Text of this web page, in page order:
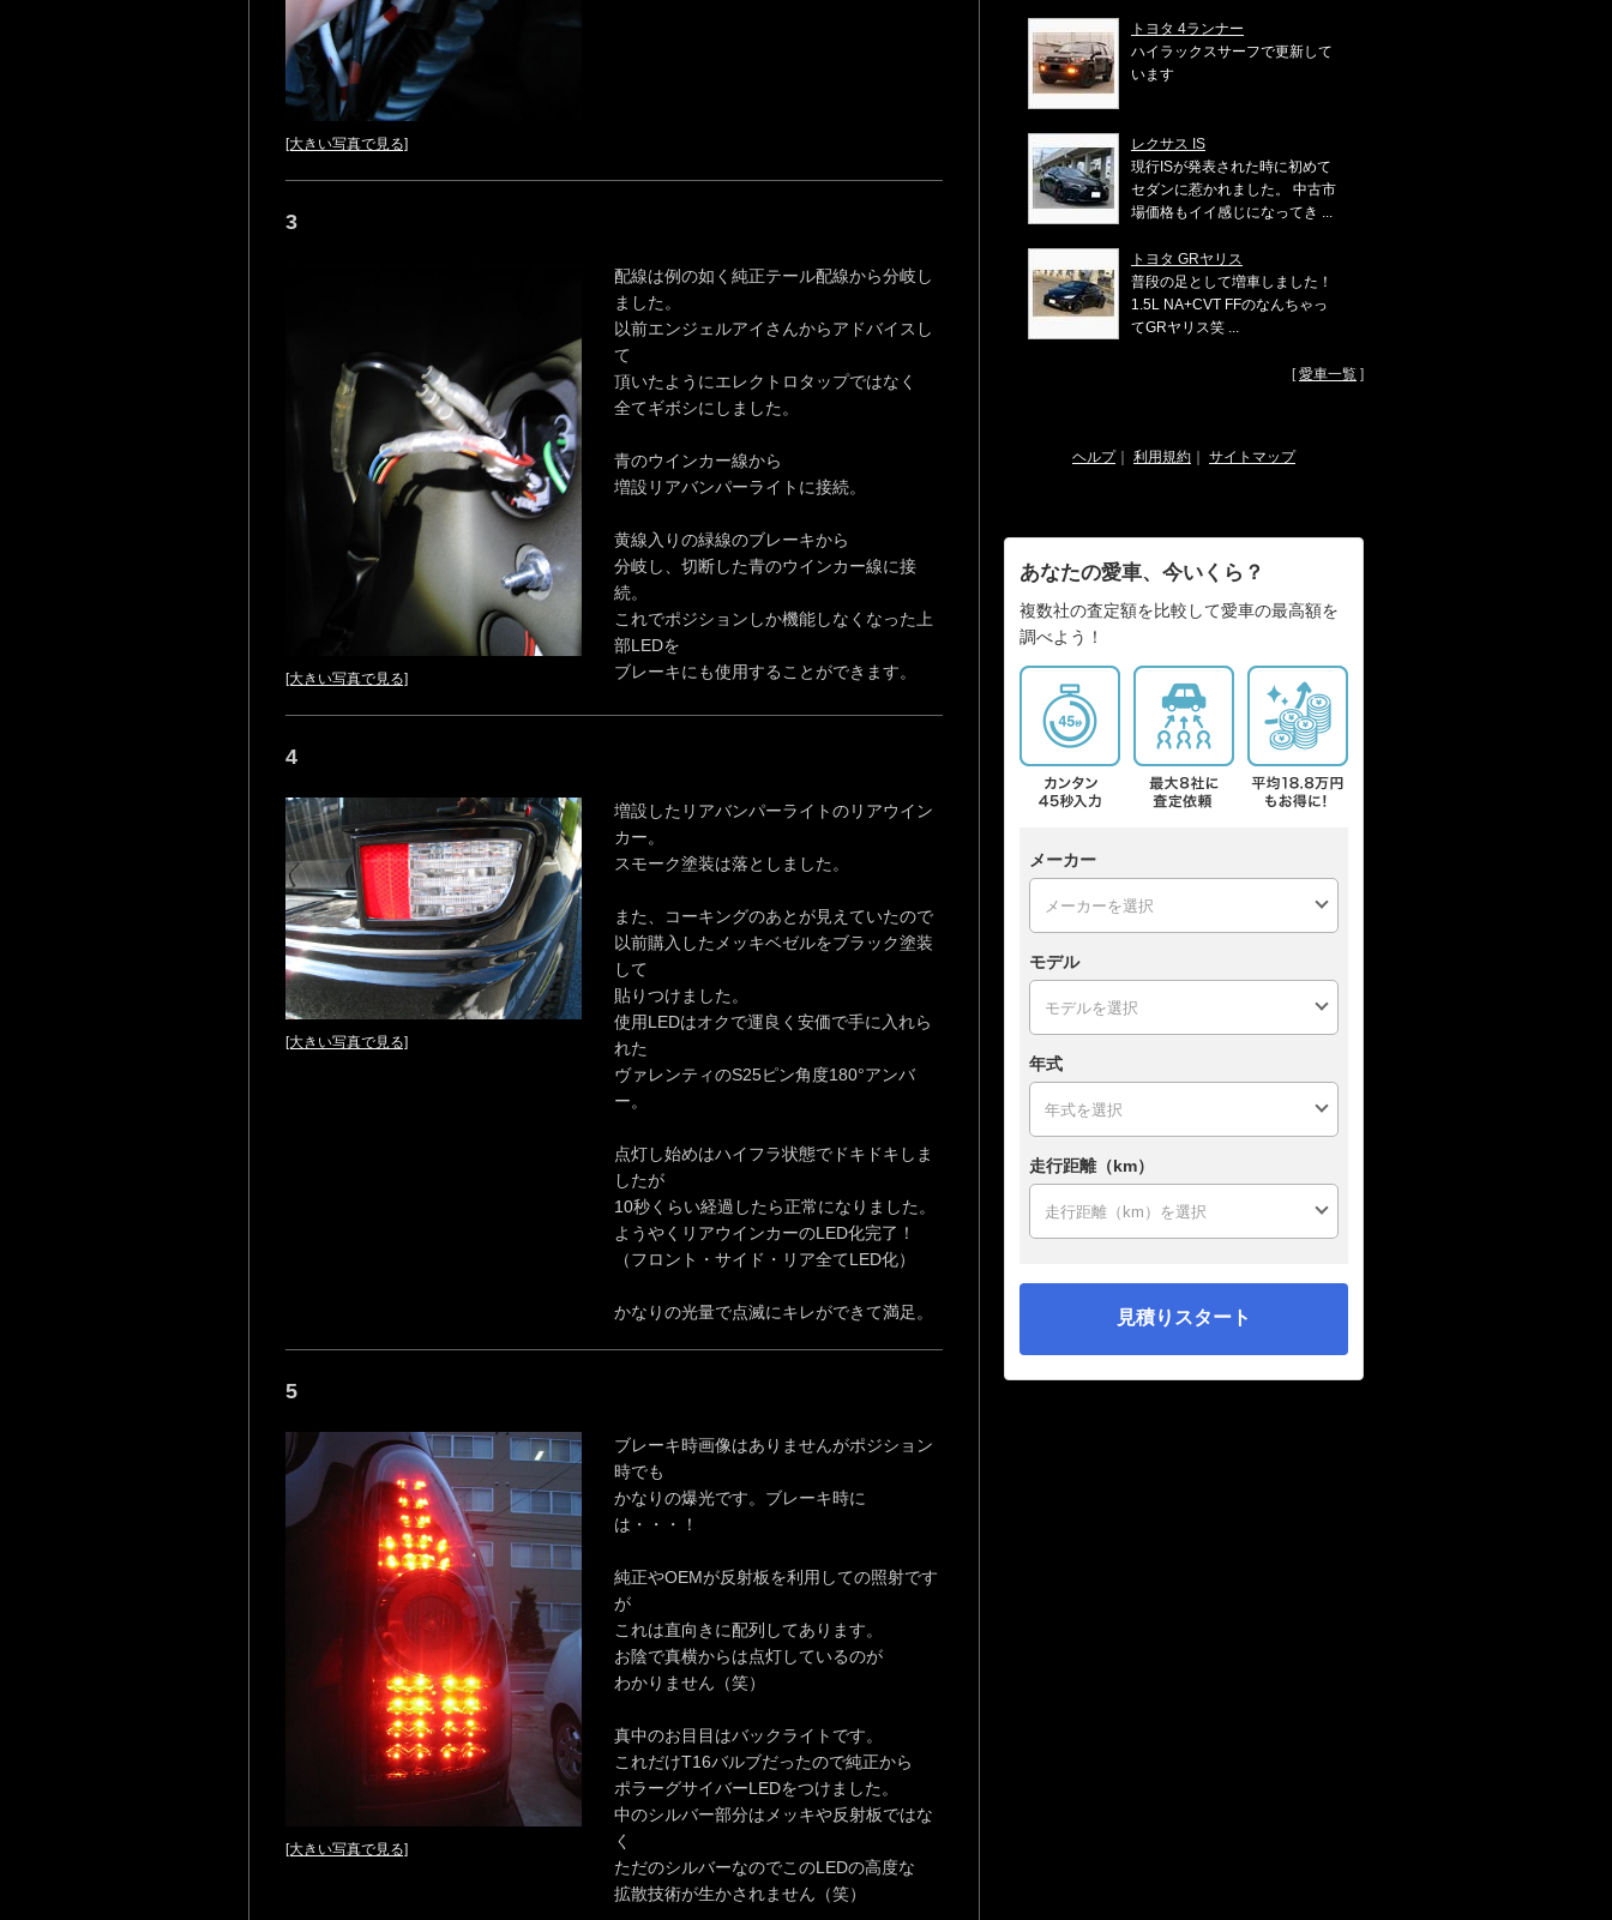
[大きい写真で見る]
3
[大きい写真で見る]
配線は例の如く純正テール配線から分岐し
ました。
以前エンジェルアイさんからアドバイスし
て
頂いたようにエレクトロタップではなく
全てギボシにしました。
青のウインカー線から
増設リアバンパーライトに接続。
黄線入りの緑線のブレーキから
分岐し、切断した青のウインカー線に接
続。
これでポジションしか機能しなくなった上
部LEDを
ブレーキにも使用することができます。
4
[大きい写真で見る]
増設したリアバンパーライトのリアウイン
カー。
スモーク塗装は落としました。
また、コーキングのあとが見えていたので
以前購入したメッキベゼルをブラック塗装
して
貼りつけました。
使用LEDはオクで運良く安価で手に入れら
れた
ヴァレンティのS25ピン角度180°アンバ
ー。
点灯し始めはハイフラ状態でドキドキしま
したが
10秒くらい経過したら正常になりました。
ようやくリアウインカーのLED化完了！
（フロント・サイド・リア全てLED化）
かなりの光量で点滅にキレができて満足。
5
[大きい写真で見る]
ブレーキ時画像はありませんがポジション
時でも
かなりの爆光です。ブレーキ時に
は・・・！
純正やOEMが反射板を利用しての照射です
が
これは直向きに配列してあります。
お陰で真横からは点灯しているのが
わかりません（笑）
真中のお目目はバックライトです。
これだけT16バルブだったので純正から
ポラーグサイバーLEDをつけました。
中のシルバー部分はメッキや反射板ではな
く
ただのシルバーなのでこのLEDの高度な
拡散技術が生かされません（笑）
トヨタ 4ランナー
ハイラックスサーフで更新して
います
レクサス IS
現行ISが発表された時に初めて
セダンに惹かれました。 中古市
場価格もイイ感じになってき ...
トヨタ GRヤリス
普段の足として増車しました！
1.5L NA+CVT FFのなんちゃっ
てGRヤリス笑 ...
[愛車一覧 ]
ヘルプ｜ 利用規約 サイトマップ
あなたの愛車、今いくら？
複数社の査定額を比較して愛車の最高額を
調べよう！
メーカー
モデル
年式
走行距離（km）
見積りスタート